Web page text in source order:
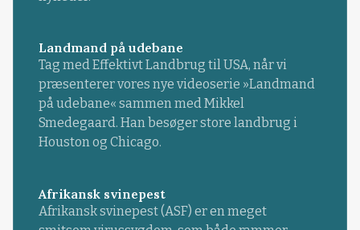
Landmand på udebane
Tag med Effektivt Landbrug til USA, når vi
præsenterer vores nye videoserie »Landmand
på udebane« sammen med Mikkel
Smedegaard. Han besøger store landbrug i
Houston og Chicago.
Afrikansk svinepest
Afrikansk svinepest (ASF) er en meget